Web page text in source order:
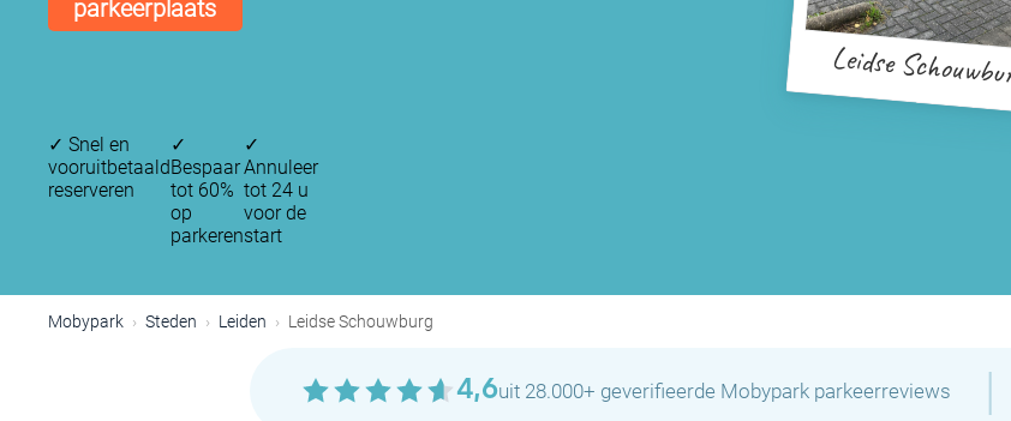
parkeerplaats
Leidse
✓ Snel en
vooruitbetaald
reserveren
✓
Bespaar
tot 60%
op
parkeren
✓
Annuleer
tot 24 u
voor de
start
Mobypark Steden Leiden Leidse Schouwburg
4,6uit 28.000+ geverifieerde Mobypark parkeerreviews |